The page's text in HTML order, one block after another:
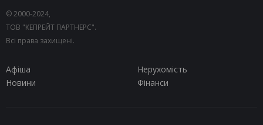
© 2000-2024,
ТОВ "КЕПРЕЙТ ПАРТНЕРС".
Всі права захищені.
Афіша
Нерухомість
Новини
Фінанси